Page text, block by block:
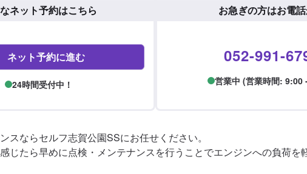
ネット予約はこちら
ネット予約に進む
24時間受付中！
お急ぎの方はお電
052-991-
営業中 (営業時間: 9:00
スならセルフ志賀公園SSにお任せください。
じたら早めに点検・メンテナンスを行うことでエンジンへの負荷を